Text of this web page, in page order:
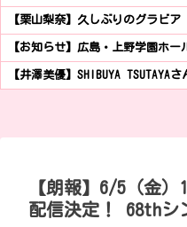
【栗山梨奈】久しぶりのグラビア
【お知らせ】広島・上野学園ホ
【井澤美優】SHIBUYA TSUTAYA
【朗報】6/5（金）
配信決定！ 68thシ